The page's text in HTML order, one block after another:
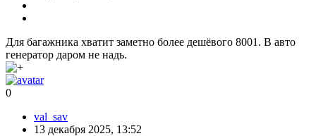
Для багажника хватит заметно более дешёвого 8001. В авто
генератор даром не надь.
0
val_sav
13 декабря 2025, 13:52